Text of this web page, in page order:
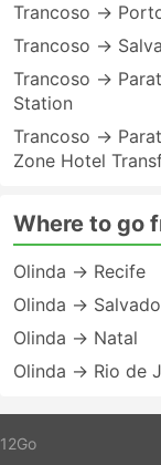
Trancoso →
Trancoso →
Trancoso →
Station
Trancoso →
Zone Hotel
Where to go
Olinda → Recife
Olinda →
Olinda → Natal
Olinda → Rio de
12Go